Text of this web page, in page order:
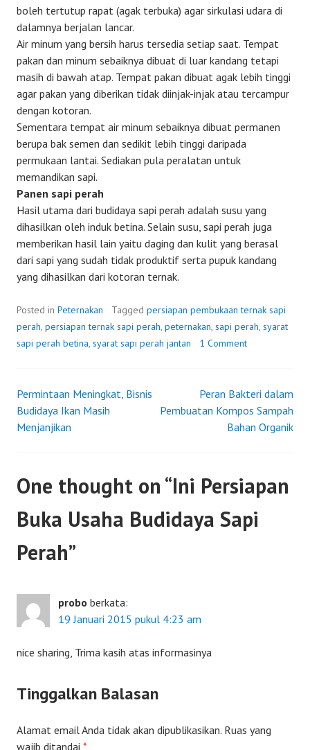
boleh tertutup rapat (agak terbuka) agar sirkulasi udara di
dalamnya berjalan lancar.
Air minum yang bersih harus tersedia setiap saat. Tempat
pakan dan minum sebaiknya dibuat di luar kandang tetapi
masih di bawah atap. Tempat pakan dibuat agak lebih tinggi
agar pakan yang diberikan tidak diinjak-injak atau tercampur
dengan kotoran.
Sementara tempat air minum sebaiknya dibuat permanen
berupa bak semen dan sedikit lebih tinggi daripada
permukaan lantai. Sediakan pula peralatan untuk
memandikan sapi.
Panen sapi perah
Hasil utama dari budidaya sapi perah adalah susu yang
dihasilkan oleh induk betina. Selain susu, sapi perah juga
memberikan hasil lain yaitu daging dan kulit yang berasal
dari sapi yang sudah tidak produktif serta pupuk kandang
yang dihasilkan dari kotoran ternak.
Posted in Peternakan Tagged persiapan pembukaan ternak sapi
perah, persiapan ternak sapi perah, peternakan, sapi perah, syarat
sapi perah betina, syarat sapi perah jantan 1 Comment
Post
navigation
Permintaan Meningkat, Bisnis
Budidaya Ikan Masih
Menjanjikan
Peran Bakteri dalam
Pembuatan Kompos Sampah
Bahan Organik
One thought on “Ini Persiapan
Buka Usaha Budidaya Sapi
Perah”
probo berkata:
19 Januari 2015 pukul 4:23 am
nice sharing, Trima kasih atas informasinya
Tinggalkan Balasan
Alamat email Anda tidak akan dipublikasikan. Ruas yang
wajib ditandai *